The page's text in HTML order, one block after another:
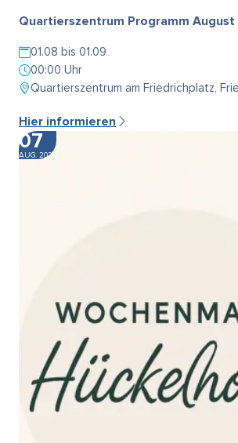
Quartierszentrum Programm
01.08 bis 01.09
00:00 Uhr
Quartierszentrum am Friedrichplatz,
Hier informieren
07
AUG. 2026